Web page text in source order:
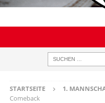
STARTSEITE 1.
Comeback